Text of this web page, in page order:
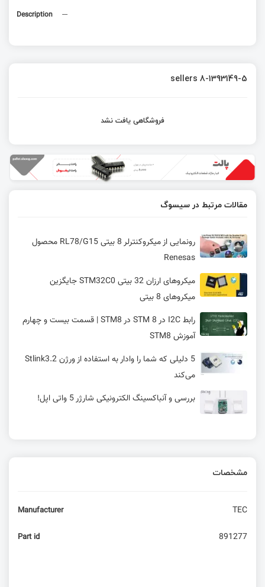
Description ---
sellers 8-1393149-5
فروشگاهی یافت نشد
مقالات مرتبط در سیسوگ
رونمایی از میکروکنترلر 8 بیتی RL78/G15 محصول
Renesas
میکروهای ارزان 32 بیتی STM32C0 جایگزین
میکروهای 8 بیتی
رابط I2C در STM 8 در STM8 | قسمت بیست و چهارم
آموزش STM8
5 دلیلی که شما را وادار به استفاده از ورژن Stlink3.2
می‌کند
بررسی و آنباکسینگ الکترونیکی شارژر 5 واتی اپل!
امبدد لینوکس – کی از کامپیوتر تک بردی 5 دلاری
مشخصات
Manufacturer TEC
Part id 891277